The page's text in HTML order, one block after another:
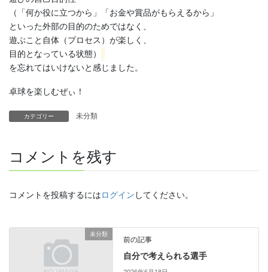
（「何か役に立つから」「お金や賞品がもらえるから」
といった外部の目的のためではなく、
遊ぶこと自体（プロセス）が楽しく、
目的となっている状態）
を忘れてはいけないと感じました。
卓球を楽しむぜぃ！
カテゴリー 未分類
コメントを残す
コメントを投稿するにはログイン してください。
未分類
前の記事
自分で考えられる選手